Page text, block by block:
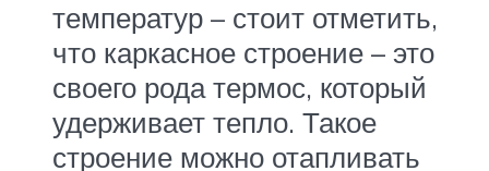
температур – стоит отметить,
что каркасное строение – это
своего рода термос, который
удерживает тепло. Такое
строение можно отапливать